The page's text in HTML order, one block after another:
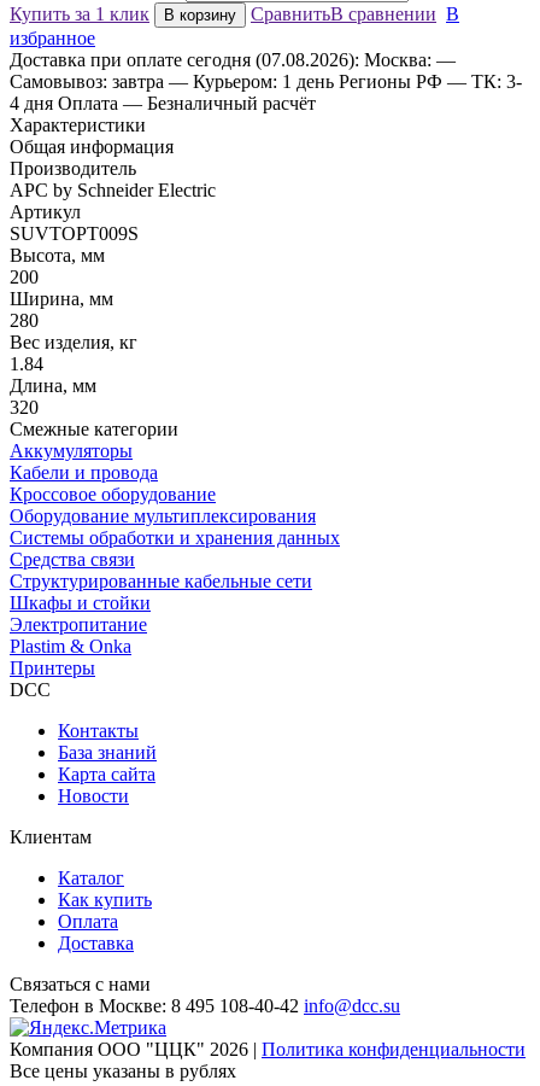
Купить за 1 клик
В корзину СравнитьВ сравнении В
избранное
Доставка при оплате сегодня (07.08.2026): Москва: —
Самовывоз: завтра — Курьером: 1 день Регионы РФ — ТК: 3-
4 дня Оплата — Безналичный расчёт
Характеристики
Общая информация
Производитель
APC by Schneider Electric
Артикул
SUVTOPT009S
Высота, мм
200
Ширина, мм
280
Вес изделия, кг
1.84
Длина, мм
320
Смежные категории
Аккумуляторы
Кабели и провода
Кроссовое оборудование
Оборудование мультиплексирования
Системы обработки и хранения данных
Средства связи
Структурированные кабельные сети
Шкафы и стойки
Электропитание
Plastim & Onka
Принтеры
DCC
Контакты
База знаний
Карта сайта
Новости
Клиентам
Каталог
Как купить
Оплата
Доставка
Связаться с нами
Телефон в Москве: 8 495 108-40-42 info@dcc.su
Компания ООО "ЦЦК" 2026 | Политика конфиденциальности
Все цены указаны в рублях